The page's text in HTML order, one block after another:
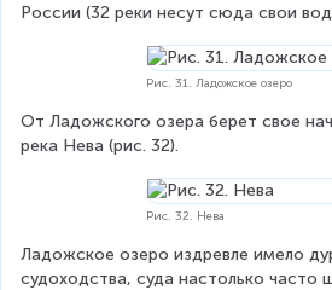
России (32 реки несут сюда свои
Рис. 31. Ладожское озеро
От Ладожского озера берет свое
река Нева (рис. 32).
Рис. 32. Нева
Ладожское озеро издревле имело
судоходства, суда настолько часто